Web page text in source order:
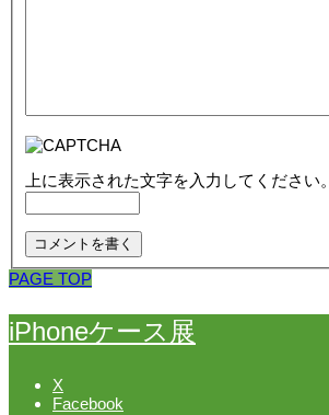
上に表示された文字を入力してください。
PAGE TOP
iPhoneケース展
X
Facebook